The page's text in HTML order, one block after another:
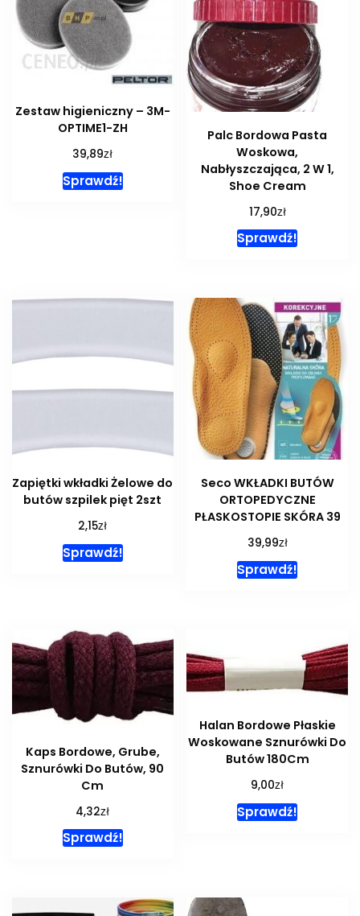
Zestaw higieniczny – 3M-
OPTIME1-ZH
39,89zł
Sprawdź!
Palc Bordowa Pasta
Woskowa,
Nabłyszczająca, 2 W 1,
Shoe Cream
17,90zł
Sprawdź!
Zapiętki wkładki Żelowe do
butów szpilek pięt 2szt
2,15zł
Sprawdź!
Seco WKŁADKI BUTÓW
ORTOPEDYCZNE
PŁASKOSTOPIE SKÓRA 39
39,99zł
Sprawdź!
Kaps Bordowe, Grube,
Sznurówki Do Butów, 90
Cm
4,32zł
Sprawdź!
Halan Bordowe Płaskie
Woskowane Sznurówki Do
Butów 180Cm
9,00zł
Sprawdź!